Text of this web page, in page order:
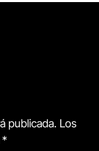
publicada. Los
*